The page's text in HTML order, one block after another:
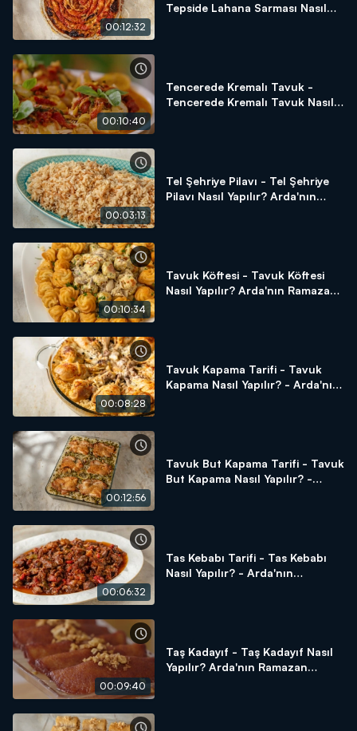
00:12:32
Tepside Lahana Sarması Nasıl
00:10:40
Tencerede Kremalı Tavuk -
Tencerede Kremalı Tavuk Nasıl
00:03:13
Tel Şehriye Pilavı - Tel Şehriye
Pilavı Nasıl Yapılır? Arda'nın
00:10:34
Tavuk Köftesi - Tavuk Köftesi
Nasıl Yapılır? Arda'nın Ramazan
00:08:28
Tavuk Kapama Tarifi - Tavuk
Kapama Nasıl Yapılır? - Arda'nın
00:12:56
Tavuk But Kapama Tarifi - Tavuk
But Kapama Nasıl Yapılır? -
00:06:32
Tas Kebabı Tarifi - Tas Kebabı
Nasıl Yapılır? - Arda'nın
00:09:40
Taş Kadayıf - Taş Kadayıf Nasıl
Yapılır? Arda'nın Ramazan